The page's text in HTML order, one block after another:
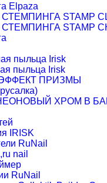
Elpaza
STAMP
STAMP
пыльца Irisk
пыльца Irisk
ПРИЗМЫ
ХРОМ В
IRISK
RuNail
nail
RuNail